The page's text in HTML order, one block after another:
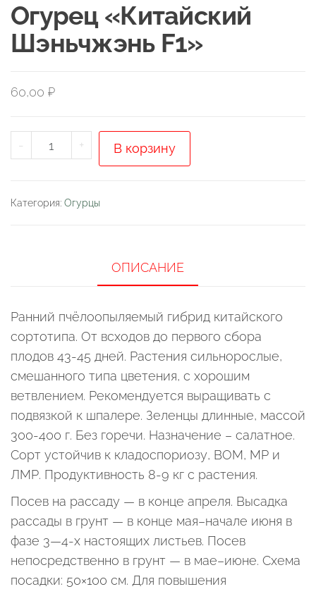
Огурец «Китайский
Шэньчжэнь F1»
60,00 ₽
-
Количество
товара
"Китайский
+ В корзину
Категория: Огурцы
ОПИСАНИЕ
Ранний пчёлоопыляемый гибрид китайского
сортотипа. От всходов до первого сбора
плодов 43-45 дней. Растения сильнорослые,
смешанного типа цветения, с хорошим
ветвлением. Рекомендуется выращивать с
подвязкой к шпалере. Зеленцы длинные, массой
300-400 г. Без горечи. Назначение – салатное.
Сорт устойчив к кладоспориозу, ВОМ, МР и
ЛМР. Продуктивность 8-9 кг с растения.
Посев на рассаду — в конце апреля. Высадка
рассады в грунт — в конце мая–начале июня в
фазе 3—4-х настоящих листьев. Посев
непосредственно в грунт — в мае–июне. Схема
посадки: 50×100 см. Для повышения